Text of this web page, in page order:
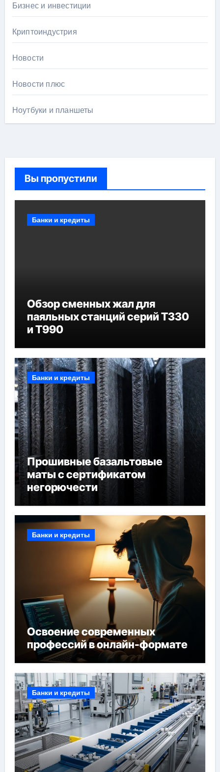
Бизнес и инвестиции
Криптоиндустрия
Новости
Новости плюс
Ноутбуки и планшеты
Вы пропустили
Банки и кредиты
Обзор сменных жал для
паяльных станций серий T330
и T990
Банки и кредиты
Прошивные базальтовые
маты с сертификатом
негорючести
Банки и кредиты
Освоение современных
профессий в онлайн-формате
Банки и кредиты